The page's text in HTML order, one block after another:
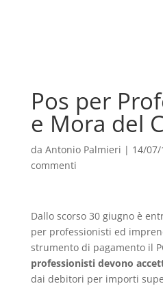
Pos per
e Mora del
da Antonio Palmieri | 14/07/
commenti
Dallo scorso 30 giugno è
per professionisti ed
strumento di pagamento il
professionisti devono
dai debitori per importi